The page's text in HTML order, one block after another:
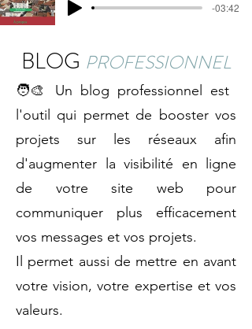
-03:42
BLOG PROFESSIONNEL
🧑‍🎨 Un blog professionnel est
l'outil qui permet de booster vos
projets sur les réseaux afin
d'augmenter la visibilité en ligne
de votre site web pour
communiquer plus efficacement
vos messages et vos projets.
Il permet aussi de mettre en avant
votre vision, votre expertise et vos
valeurs.